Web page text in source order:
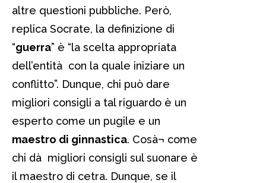
altre questioni pubbliche. Però,
replica Socrate, la definizione di
“guerra” è “la scelta appropriata
dell’entità con la quale iniziare un
conflitto”. Dunque, chi può dare
migliori consigli a tal riguardo è un
esperto come un pugile e un
maestro di ginnastica. Cosà¬ come
chi dà migliori consigli sul suonare è
il maestro di cetra. Dunque, se il